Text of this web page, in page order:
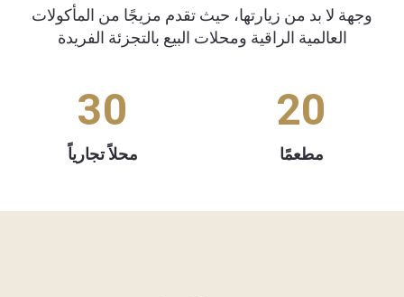
وجهة لا بد من زيارتها، حيث تقدم مزيجًا من المأكولات
العالمية الراقية ومحلات البيع بالتجزئة الفريدة
20
مطعمًا
30
محلاً تجارياً